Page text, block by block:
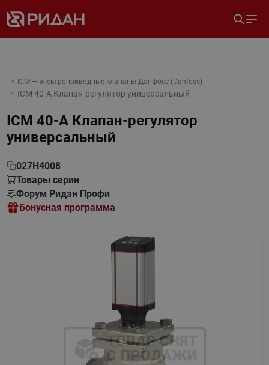
ICM — электроприводные клапаны Данфосс (Danfoss)
ICM 40-A Клапан-регулятор универсальный
ICM 40-A Клапан-регулятор
универсальный
027H4008
Товары серии
Форум Ридан Профи
Бонусная программа